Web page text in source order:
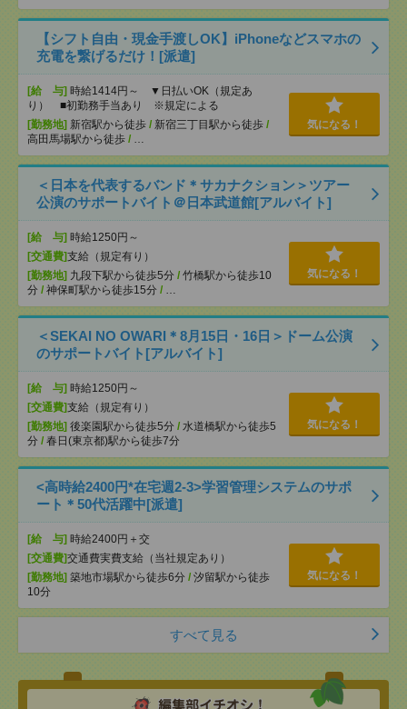
【シフト自由・現金手渡しOK】iPhoneなどスマホの
充電を繋げるだけ！[派遣]
[給 与] 時給1414円～ ▼日払いOK（規定あ
り） ■初勤務手当あり ※規定による
[勤務地] 新宿駅から徒歩 / 新宿三丁目駅から徒歩 /
高田馬場駅から徒歩 / …
気になる！
＜日本を代表するバンド＊サカナクション＞ツアー
公演のサポートバイト＠日本武道館[アルバイト]
[給 与] 時給1250円～
[交通費]支給（規定有り）
[勤務地] 九段下駅から徒歩5分 / 竹橋駅から徒歩10
分 / 神保町駅から徒歩15分 / …
気になる！
＜SEKAI NO OWARI＊8月15日・16日＞ドーム公演
のサポートバイト[アルバイト]
[給 与] 時給1250円～
[交通費]支給（規定有り）
[勤務地] 後楽園駅から徒歩5分 / 水道橋駅から徒歩5
分 / 春日(東京都)駅から徒歩7分
気になる！
<高時給2400円*在宅週2-3>学習管理システムのサポ
ート＊50代活躍中[派遣]
[給 与] 時給2400円＋交
[交通費]交通費実費支給（当社規定あり）
[勤務地] 築地市場駅から徒歩6分 / 汐留駅から徒歩
10分
気になる！
すべて見る